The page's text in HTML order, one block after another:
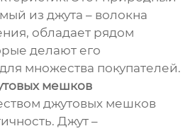
из джута – волокна
обладает рядом
делают его
множества покупателей.
мешков
джутовых мешков
Джут –